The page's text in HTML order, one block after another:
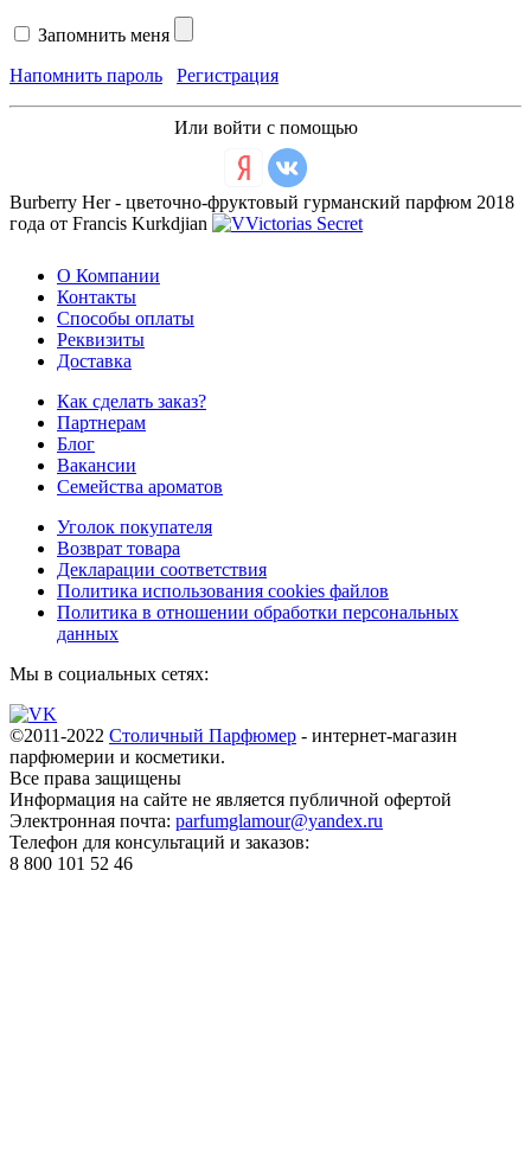
Запомнить меня
Напомнить пароль
Регистрация
Или войти с помощью
Burberry Her - цветочно-фруктовый гурманский парфюм 2018
года от Francis Kurkdjian
О Компании
Контакты
Способы оплаты
Реквизиты
Доставка
Как сделать заказ?
Партнерам
Блог
Вакансии
Семейства ароматов
Уголок покупателя
Возврат товара
Декларации соответствия
Политика использования cookies файлов
Политика в отношении обработки персональных
данных
Мы в социальных сетях:
©2011-2022 Столичный Парфюмер - интернет-магазин
парфюмерии и косметики.
Все права защищены
Информация на сайте не является публичной офертой
Электронная почта: parfumglamour@yandex.ru
Телефон для консультаций и заказов:
8 800 101 52 46